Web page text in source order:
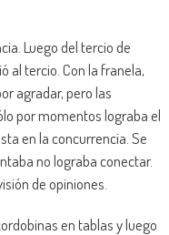
Luego del tercio de
al tercio. Con la franela,
agradar, pero las
por momentos lograba el
en la concurrencia. Se
no lograba conectar.
de opiniones.
en tablas y luego